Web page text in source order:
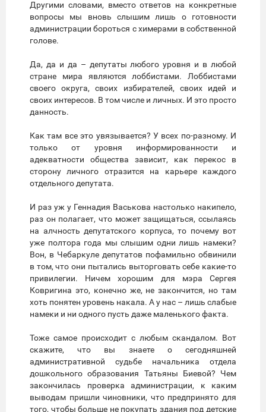
Другими словами, вместо ответов на конкретные
вопросы мы вновь слышим лишь о готовности
администрации бороться с химерами в собственной
голове.
Да, да и да – депутаты любого уровня и в любой
стране мира являются лоббистами. Лоббистами
своего округа, своих избирателей, своих идей и
своих интересов. В том числе и личных. И это просто
данность.
Как там все это увязывается? У всех по-разному. И
только от уровня информированности и
адекватности общества зависит, как перекос в
сторону личного отразится на карьере каждого
отдельного депутата.
И раз уж у Геннадия Васькова настолько накипело,
раз он полагает, что может защищаться, ссылаясь
на алчность депутатского корпуса, то почему вот
уже полтора года мы слышим одни лишь намеки?
Вон, в Чебаркуле депутатов пофамильно обвинили
в том, что они пытались выторговать себе какие-то
привилегии. Ничем хорошим для мэра Сергея
Ковригина это, конечно же, не закончится, но там
хоть понятен уровень накала. А у нас – лишь слабые
намеки и ни одного пусть даже маленького факта.
Тоже самое происходит с любым скандалом. Вот
скажите, что вы знаете о сегодняшней
административной судьбе начальника отдела
дошкольного образования Татьяны Биевой? Чем
закончилась проверка администрации, к каким
выводам пришли чиновники, что предпринято для
того, чтобы больше не покупать здания под детские